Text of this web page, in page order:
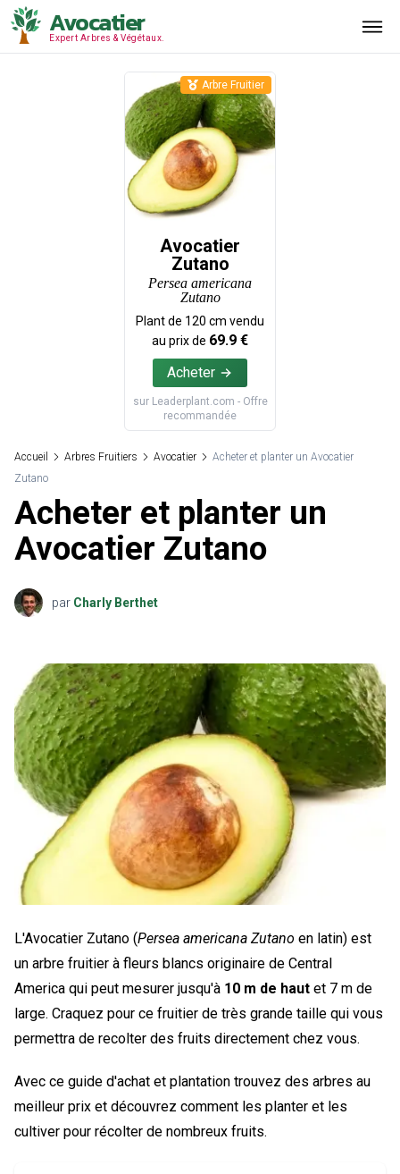
Avocatier
Expert Arbres & Végétaux.
Avocatier
Zutano
Persea americana
Zutano
Plant de 120 cm vendu
au prix de 69.9 €
Acheter
sur Leaderplant.com - Offre
recommandée
Arbre Fruitier
Accueil Arbres Fruitiers Avocatier
Acheter et planter un Avocatier
Zutano
Acheter et planter un
Avocatier Zutano
par Charly Berthet
L'Avocatier Zutano (Persea americana Zutano en latin) est
un arbre fruitier à fleurs blancs originaire de Central
America qui peut mesurer jusqu'à 10 m de haut et 7 m de
large. Craquez pour ce fruitier de très grande taille qui vous
permettra de recolter des fruits directement chez vous.
Avec ce guide d'achat et plantation trouvez des arbres au
meilleur prix et découvrez comment les planter et les
cultiver pour récolter de nombreux fruits.